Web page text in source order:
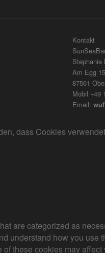
Kontakt
Stephanie
Am Egg 15
87561
Mobil +49
Email:
dass Cookies
are categorized as
understand how you use
these cookies may